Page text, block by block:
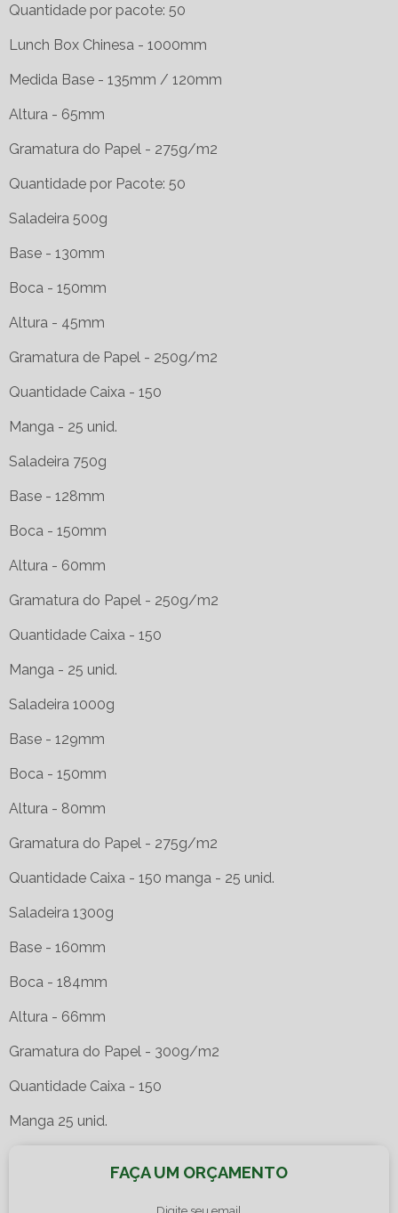
Quantidade por pacote: 50
Lunch Box Chinesa - 1000mm
Medida Base - 135mm / 120mm
Altura - 65mm
Gramatura do Papel - 275g/m2
Quantidade por Pacote: 50
Saladeira 500g
Base - 130mm
Boca - 150mm
Altura - 45mm
Gramatura de Papel - 250g/m2
Quantidade Caixa - 150
Manga - 25 unid.
Saladeira 750g
Base - 128mm
Boca - 150mm
Altura - 60mm
Gramatura do Papel - 250g/m2
Quantidade Caixa - 150
Manga - 25 unid.
Saladeira 1000g
Base - 129mm
Boca - 150mm
Altura - 80mm
Gramatura do Papel - 275g/m2
Quantidade Caixa - 150 manga - 25 unid.
Saladeira 1300g
Base - 160mm
Boca - 184mm
Altura - 66mm
Gramatura do Papel - 300g/m2
Quantidade Caixa - 150
Manga 25 unid.
FAÇA UM ORÇAMENTO